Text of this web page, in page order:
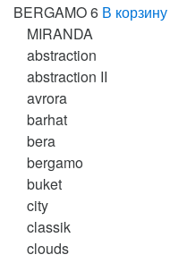
BERGAMO 6 В корзину
MIRANDA
abstraction
abstraction II
avrora
barhat
bera
bergamo
buket
city
classik
clouds